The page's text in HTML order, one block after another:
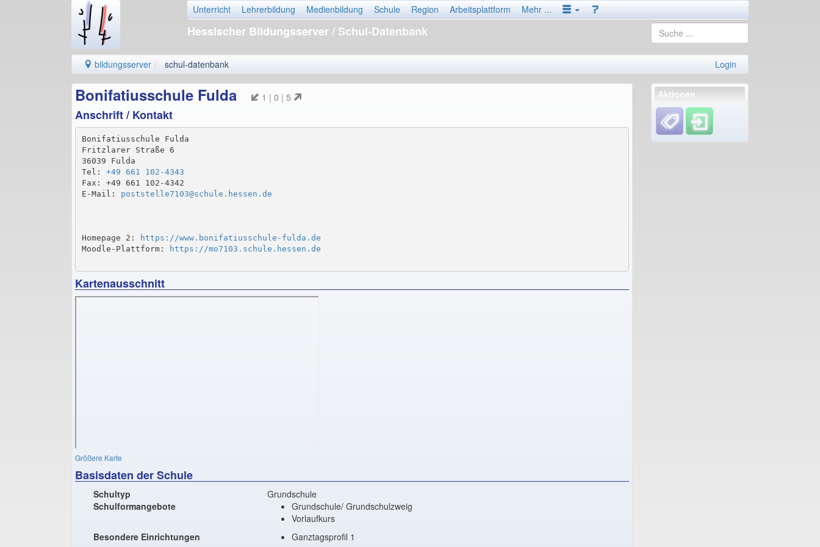
Unterricht Lehrerbildung Medienbildung Schule Region Arbeitsplattform Mehr ...
Hessischer Bildungsserver/ Schul-Datenbank
bildungsserver schul-datenbank Login
Bonifatiusschule Fulda 1 | 0 | 5
Anschrift / Kontakt
Bonifatiusschule Fulda
Fritzlarer Straße 6
36039 Fulda
Tel: +49 661 102-4343
Fax: +49 661 102-4342
E-Mail: poststelle7103@schule.hessen.de
Homepage 2:
https://www.bonifatiusschule-fulda.de
Moodle-Plattform:
https://mo7103.schule.hessen.de
Kartenausschnitt
Größere Karte
Basisdaten der Schule
Schultyp
Grundschule
Schulformangebote
Grundschule/ Grundschulzweig
Vorlaufkurs
Besondere Einrichtungen
Ganztagsprofil 1
Aktionen